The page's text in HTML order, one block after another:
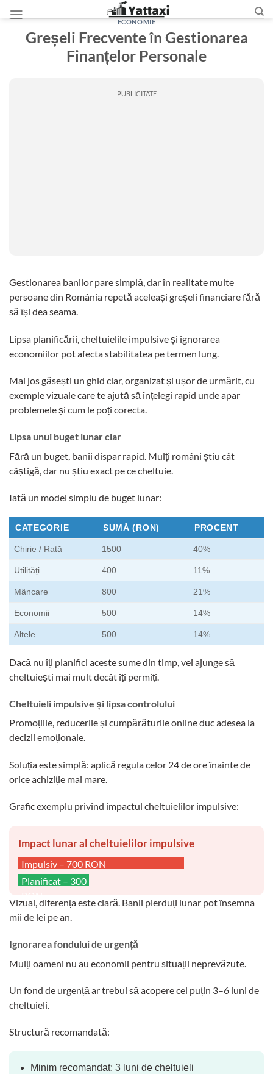
content
ECONOMIE
Greșeli Frecvente în Gestionarea
Finanțelor Personale
PUBLICITATE
Gestionarea banilor pare simplă, dar în realitate multe
persoane din România repetă aceleași greșeli financiare fără
să își dea seama.
Lipsa planificării, cheltuielile impulsive și ignorarea
economiilor pot afecta stabilitatea pe termen lung.
Mai jos găsești un ghid clar, organizat și ușor de urmărit, cu
exemple vizuale care te ajută să înțelegi rapid unde apar
problemele și cum le poți corecta.
Lipsa unui buget lunar clar
Fără un buget, banii dispar rapid. Mulți români știu cât
câștigă, dar nu știu exact pe ce cheltuie.
Iată un model simplu de buget lunar:
CATEGORIE SUMĂ (RON) PROCENT
Chirie / Rată 1500 40%
Utilități 400 11%
Mâncare 800 21%
Economii 500 14%
Altele 500 14%
Dacă nu îți planifici aceste sume din timp, vei ajunge să
cheltuiești mai mult decât îți permiți.
Cheltuieli impulsive și lipsa controlului
Promoțiile, reducerile și cumpărăturile online duc adesea la
decizii emoționale.
Soluția este simplă: aplică regula celor 24 de ore înainte de
orice achiziție mai mare.
Grafic exemplu privind impactul cheltuielilor impulsive:
Impact lunar al cheltuielilor impulsive
Impulsiv – 700 RON
Planificat – 300
Vizual, diferența este clară. Banii pierduți lunar pot însemna
mii de lei pe an.
Ignorarea fondului de urgență
Mulți oameni nu au economii pentru situații neprevăzute.
Un fond de urgență ar trebui să acopere cel puțin 3–6 luni de
cheltuieli.
Structură recomandată:
Minim recomandat: 3 luni de cheltuieli